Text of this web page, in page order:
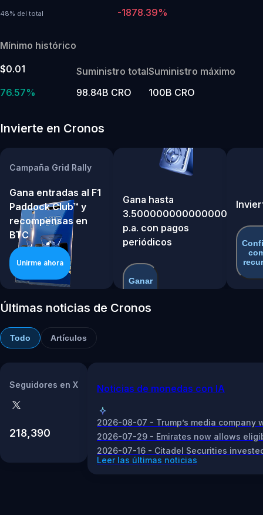
48% del total -1878.39%
Mínimo histórico
$0.01
76.57%
Suministro total
98.84B CRO
Suministro máximo
100B CRO
Invierte en Cronos
Campaña Grid Rally
Gana entradas al F1
Paddock Club™ y
recompensas en
BTC
Unirme ahora
Gana hasta
3.5000000000000004%
p.a. con pagos
periódicos
Ganar
con
Últimas noticias de Cronos
Todo Artículos
Seguidores en X
218,390
Noticias de monedas con IA
2026-08-07 - Trump’s media
2026-07-29 - Emirates now allows
2026-07-16 - Citadel Securities
Leer las últimas noticias